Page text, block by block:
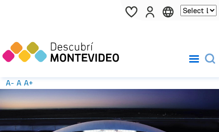
Pasar al contenido principal
A- A A+